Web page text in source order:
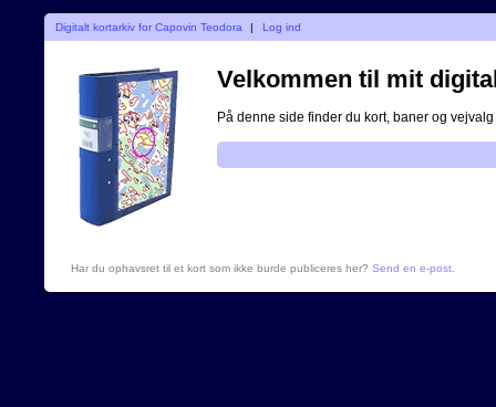
Digitalt kortarkiv for Capovin Teodora | Log ind
Velkommen til mit
På denne side finder du kort, baner og
Har du ophavsret til et kort som ikke burde publiceres her? Send en e-post